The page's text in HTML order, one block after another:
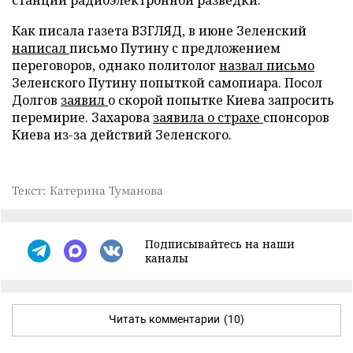
Как писала газета ВЗГЛЯД, в июне Зеленский
написалписьмо Путину с предложением
переговоров, однако политолог назвал письмо
Зеленского Путину попыткой самопиара. Посол
Долгов заявил о скорой попытке Киева запросить
перемирие. Захарова заявила о страхе спонсоров
Киева из-за действий Зеленского.
Текст: Катерина Туманова
Подписывайтесь на наши
каналы
Читать комментарии (10)